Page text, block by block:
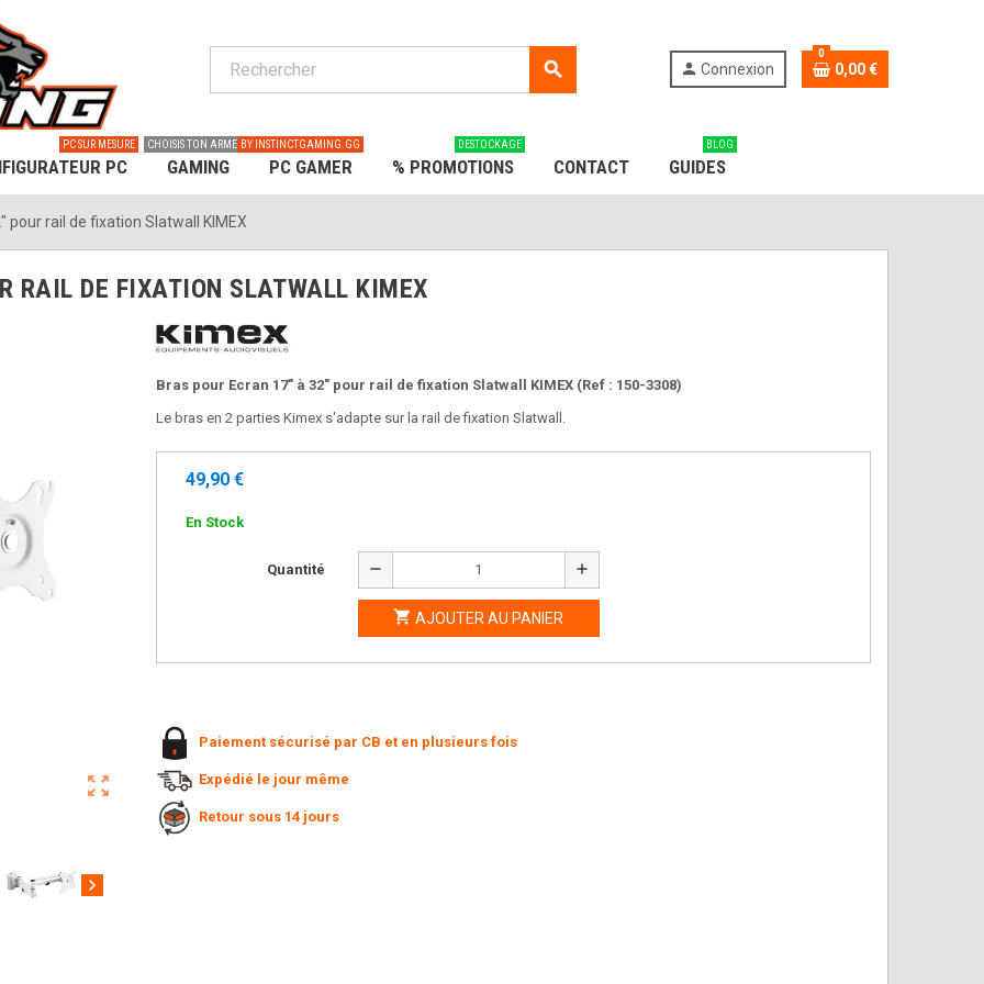
search person Connexion
0
0,00 €
PC
PC SUR MESURE
GAMING
CHOISIS TON ARME
PC GAMER
BY INSTINCTGAMING.GG
% PROMOTIONS
DESTOCKAGE
CONTACT GUIDES
BLOG
pour rail de fixation Slatwall KIMEX
RAIL DE FIXATION SLATWALL KIMEX
zoom_out_map
chevron_right
Bras pour Ecran 17" à 32" pour rail de fixation Slatwall KIMEX (Ref : 150-3308)
Le bras en 2 parties Kimex s'adapte sur la rail de fixation Slatwall.
49,90 €
En Stock
Quantité remove add
 AJOUTER AU PANIER
Paiement sécurisé par CB et en plusieurs fois
Expédié le jour même
Retour sous 14 jours